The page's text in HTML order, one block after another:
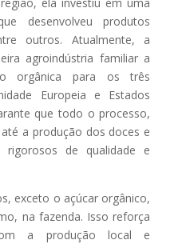
desenvolveu produtos
outros. Atualmente, a
agroindústria familiar a
orgânica para os três
Europeia e Estados
que todo o processo,
a produção dos doces e
rigorosos de qualidade e
exceto o açúcar orgânico,
na fazenda. Isso reforça
a produção local e